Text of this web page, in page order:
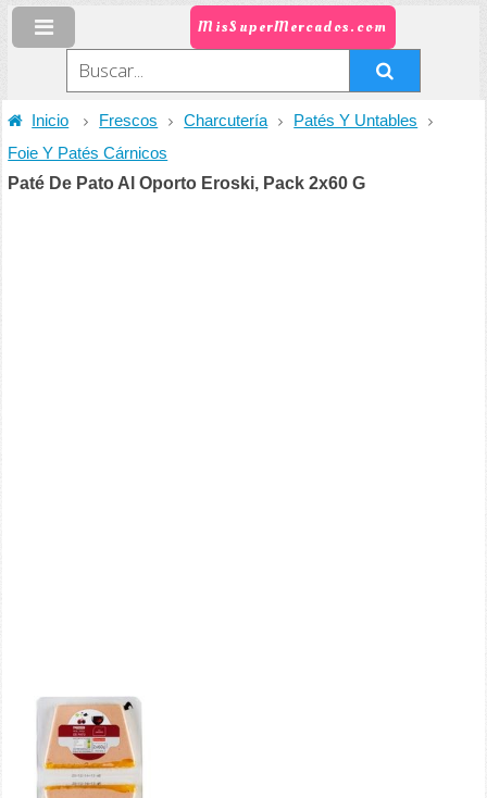
MisSuperMercados.com
Inicio Frescos Charcutería
Patés Y Untables
Foie Y Patés Cárnicos
Paté De Pato Al Oporto Eroski, Pack 2x60 G